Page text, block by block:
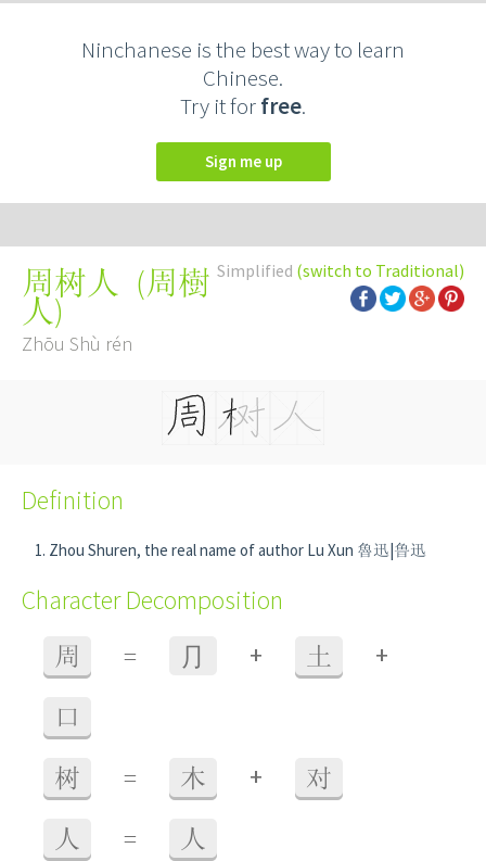
Ninchanese is the best way to learn
Chinese.
Try it forfree.
Sign me up
Simplified (switch to Traditional)
周树人 (周樹
人)
Zhōu Shù rén
Definition
Zhou Shuren, the real name of author Lu Xun 魯迅|鲁迅
Character Decomposition
周 = ⺆ + 土 +
口
树 = 木 + 对
人 = 人